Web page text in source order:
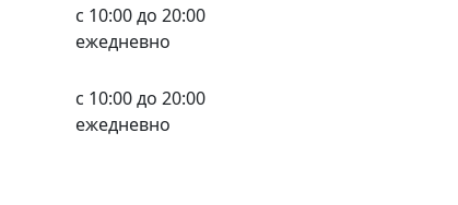
с 10:00 до 20:00
ежедневно
с 10:00 до 20:00
ежедневно